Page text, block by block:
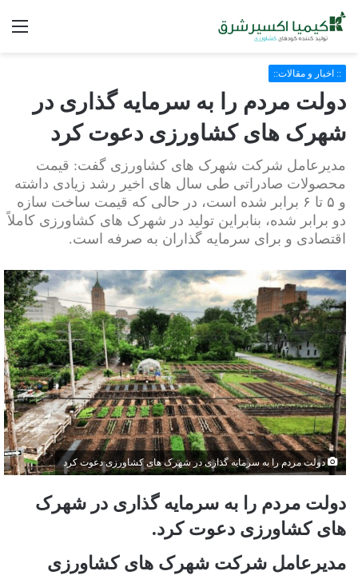
:: اخبار و مقالات::
دولت مردم را به سرمایه گذاری در
شهرک های کشاورزی دعوت کرد
مدیرعامل شرکت شهرک های کشاورزی گفت: قیمت
محصولات صادراتی طی سال های اخیر رشد زیادی داشته
و ۵ تا ۶ برابر شده است، در حالی که قیمت ساخت سازه
دو برابر شده، بنابراین تولید در شهرک های کشاورزی کاملاً
اقتصادی و برای سرمایه گذاران به صرفه است.
دولت مردم را به سرمایه گذاری در شهرک های کشاورزی دعوت کرد
دولت مردم را به سرمایه گذاری در شهرک
های کشاورزی دعوت کرد.
مدیرعامل شرکت شهرک های کشاورزی